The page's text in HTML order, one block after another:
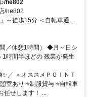
he802
/he802
～徒歩15分 ＜自転車通勤
／休憩1時間） ◆月～日シ
時間半ほどの 残業が発生
／ ＜オススメＰＯＩＮＴ
室あり ⭐制服貸与 ⭐自転車
せします！ ...